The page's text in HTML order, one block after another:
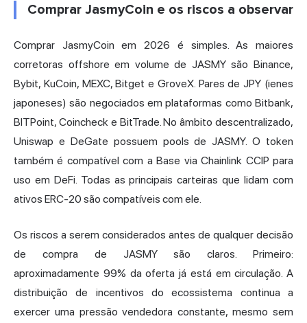
Comprar JasmyCoin e os riscos a observar
Comprar JasmyCoin em 2026 é simples. As maiores
corretoras offshore em volume de JASMY são Binance,
Bybit, KuCoin, MEXC, Bitget e GroveX. Pares de JPY (ienes
japoneses) são negociados em plataformas como Bitbank,
BITPoint, Coincheck e BitTrade. No âmbito descentralizado,
Uniswap e DeGate possuem pools de JASMY. O token
também é compatível com a Base via Chainlink CCIP para
uso em DeFi. Todas as principais carteiras que lidam com
ativos ERC-20 são compatíveis com ele.
Os riscos a serem considerados antes de qualquer decisão
de compra de JASMY são claros. Primeiro:
aproximadamente 99% da oferta já está em circulação. A
distribuição de incentivos do ecossistema continua a
exercer uma pressão vendedora constante, mesmo sem